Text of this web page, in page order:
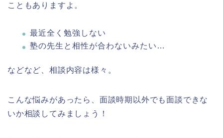
こともありますよ。
最近全く勉強しない
塾の先生と相性が合わないみたい…
などなど、相談内容は様々。
こんな悩みがあったら、面談時期以外でも面談できな
いか相談してみましょう！